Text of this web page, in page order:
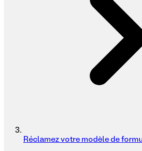
Réclamez votre modèle de